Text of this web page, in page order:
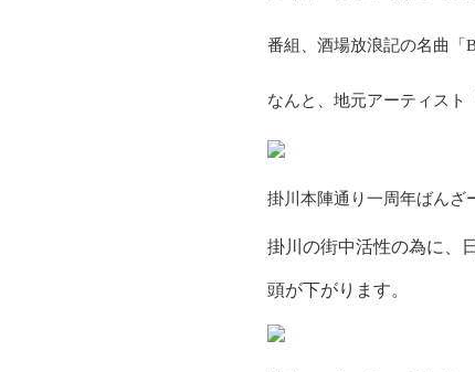
番組、酒場放浪記の名曲「
なんと、地元アーティスト
掛川本陣通り一周年ばんざ
掛川の街中活性の為に、
頭が下がります。